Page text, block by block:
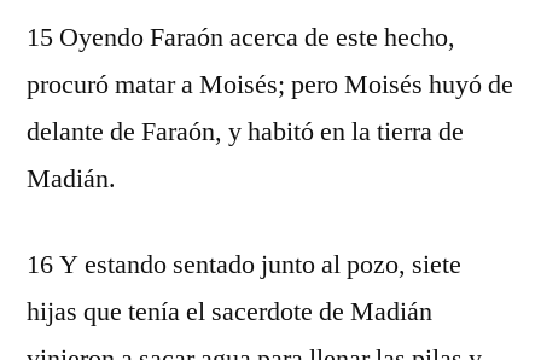
15 Oyendo Faraón acerca de este hecho,
procuró matar a Moisés; pero Moisés huyó de
delante de Faraón, y habitó en la tierra de
Madián.
16 Y estando sentado junto al pozo, siete
hijas que tenía el sacerdote de Madián